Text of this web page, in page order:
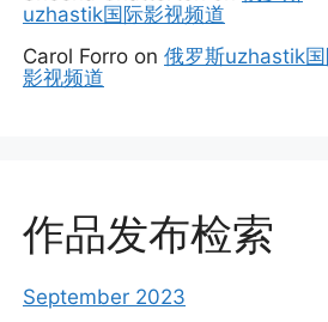
uzhastik国际影视频道
Carol Forro on 俄罗斯uzhastik
影视频道
作品发布检索
September 2023